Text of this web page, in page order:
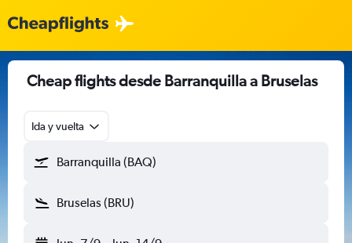
Cheap flights desde Barranquilla a Bruselas
Ida y vuelta
Barranquilla (BAQ)
Bruselas (BRU)